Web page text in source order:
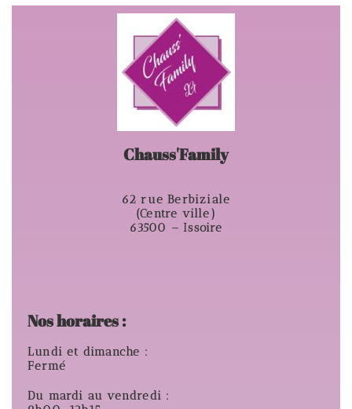
Chauss'Family
62 rue Berbiziale
(Centre ville)
63500 – Issoire
Nos horaires :
Lundi et dimanche :
Fermé
Du mardi au vendredi :